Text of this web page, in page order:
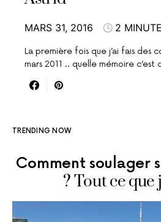
MARS 31, 2016 2
La première fois que j’ai fais des
mars 2011 .. quelle mémoire c’est
TRENDING NOW
Comment soulager
? Tout ce que